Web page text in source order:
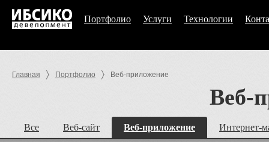
Портфолио Услуги Технологии
Главная Портфолио Веб-приложение
Веб-
Все Веб-сайт Веб-приложение Интернет-